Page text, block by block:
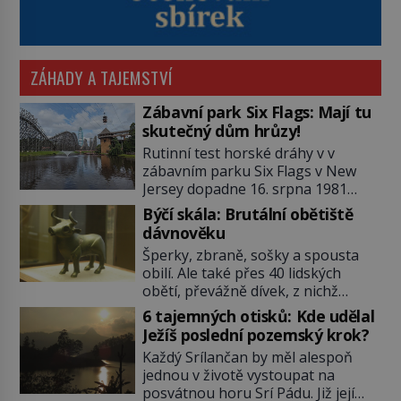
ZÁHADY A TAJEMSTVÍ
Zábavní park Six Flags: Mají tu
skutečný dům hrůzy!
Rutinní test horské dráhy v v
zábavním parku Six Flags v New
Jersey dopadne 16. srpna 1981
katastrofou. 20letý technik Scott
Tyler se zřítí na zem! Zranění jsou
neslučitelná se životem. „Nepoužil
bezpečnostní zábranu,“ osvětlí
smrtelnou nehodu tiskový mluvčí
parku a vyšetřovatelé mu dávají za
pravdu: „Atrakce je v pořádku.“ A
pak přijde srpen roku […]
Býčí skála: Brutální obětiště
dávnověku
Šperky, zbraně, sošky a spousta
obilí. Ale také přes 40 lidských
obětí, převážně dívek, z nichž
některým rozetnou hlavu a
useknou končetiny. To je slavný
halštatský pohřeb. V Evropě
nevídaný objev, který dodnes
neumíme vysvětlit… Jeho koníčkem
6 tajemných otisků: Kde udělal
Ježíš poslední pozemský krok?
Každý Srílančan by měl alespoň
jednou v životě vystoupat na
posvátnou horu Srí Pádu. Již její